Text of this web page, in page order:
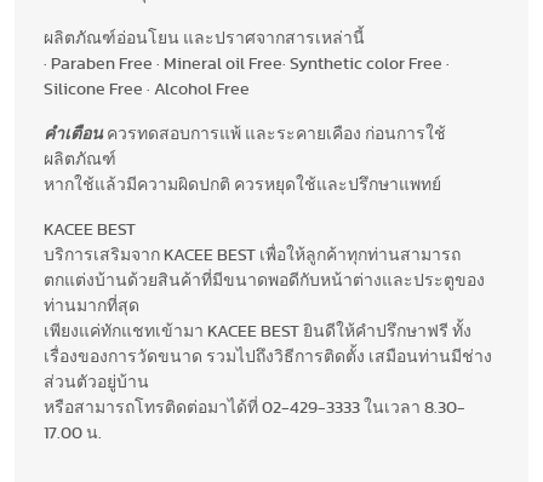
ผลิตภัณฑ์อ่อนโยน และปราศจากสารเหล่านี้
· Paraben Free · Mineral oil Free· Synthetic color Free ·
Silicone Free · Alcohol Free
คำเตือนควรทดสอบการแพ้ และระคายเคือง ก่อนการใช้
ผลิตภัณฑ์
หากใช้แล้วมีความผิดปกติ ควรหยุดใช้และปรึกษาแพทย์
KACEE BEST
บริการเสริมจาก KACEE BEST เพื่อให้ลูกค้าทุกท่านสามารถ
ตกแต่งบ้านด้วยสินค้าที่มีขนาดพอดีกับหน้าต่างและประตูของ
ท่านมากที่สุด
เพียงแค่ทักแชทเข้ามา KACEE BEST ยินดีให้คำปรึกษาฟรี ทั้ง
เรื่องของการวัดขนาด รวมไปถึงวิธีการติดตั้ง เสมือนท่านมีช่าง
ส่วนตัวอยู่บ้าน
หรือสามารถโทรติดต่อมาได้ที่ 02-429-3333 ในเวลา 8.30-
17.00 น.